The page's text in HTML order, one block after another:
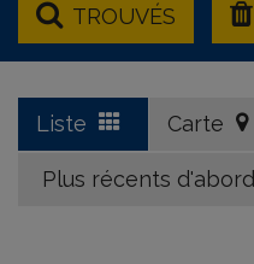
TROUVÉS
Liste Carte
Plus récents d'abord